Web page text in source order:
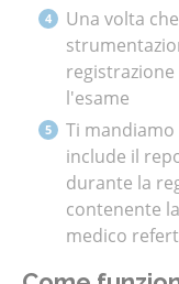
Una volta
l'esame
Ti
include il
durante la
contenente
medico